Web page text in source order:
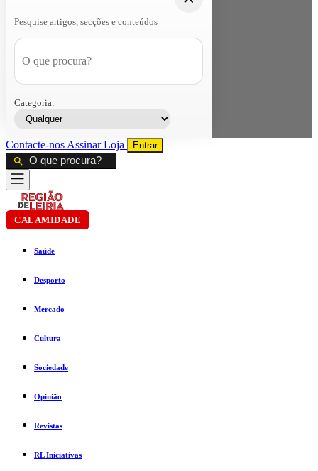
Pesquise artigos, secções e conteúdos
Categoria:
Contacte-nos AssinarLoja Entrar
CALAMIDADE
Saúde
Desporto
Mercado
Cultura
Sociedade
Opinião
Revistas
RL Iniciativas